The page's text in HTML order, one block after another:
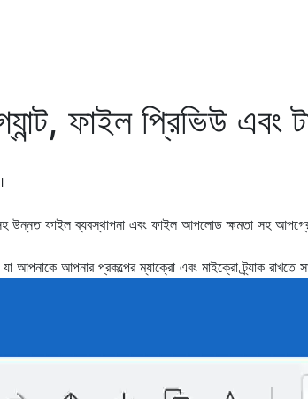
ফাইল প্রিভিউ এবং
উন্নত ফাইল ব্যবস্থাপনা এবং ফাইল আপলোড ক্ষমতা সহ
আপনাকে আপনার প্রকল্পের ম্যাক্রো এবং মাইক্রো ট্র্যাক রাখতে